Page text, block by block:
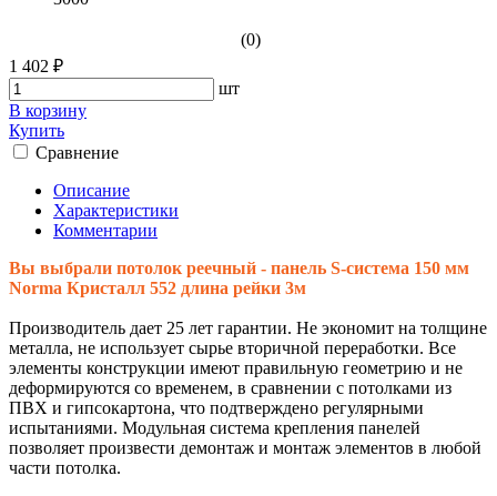
(0)
1 402 ₽
шт
В корзину
Купить
Сравнение
Описание
Характеристики
Комментарии
Вы выбрали потолок реечный - панель S-система 150 мм
Norma Кристалл 552 длина рейки 3м
Производитель дает 25 лет гарантии. Не экономит на толщине
металла, не использует сырье вторичной переработки. Все
элементы конструкции имеют правильную геометрию и не
деформируются со временем, в сравнении с потолками из
ПВХ и гипсокартона, что подтверждено регулярными
испытаниями. Модульная система крепления панелей
позволяет произвести демонтаж и монтаж элементов в любой
части потолка.